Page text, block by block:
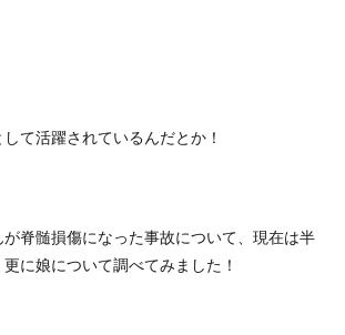
て活躍されているんだとか！
脊髄損傷になった事故について、現在は半
に娘について調べてみました！